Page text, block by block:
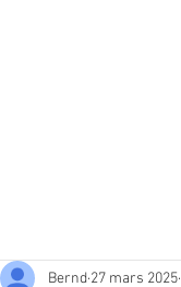
Bernd 27 mars 2025